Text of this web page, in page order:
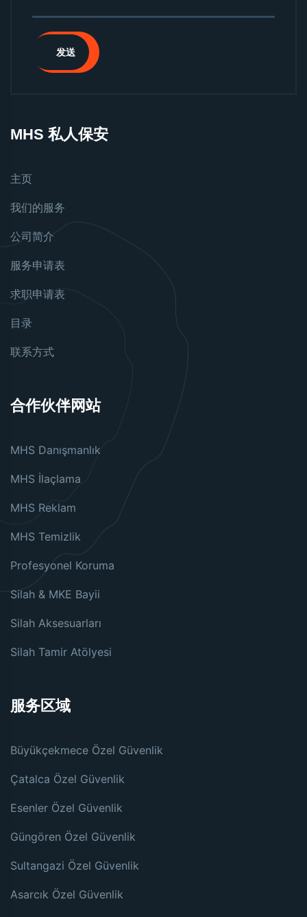
发送
MHS 私人保安
主页
我们的服务
公司简介
服务申请表
求职申请表
目录
联系方式
合作伙伴网站
MHS Danışmanlık
MHS İlaçlama
MHS Reklam
MHS Temizlik
Profesyonel Koruma
Silah & MKE Bayii
Silah Aksesuarları
Silah Tamir Atölyesi
服务区域
Büyükçekmece Özel Güvenlik
Çatalca Özel Güvenlik
Esenler Özel Güvenlik
Güngören Özel Güvenlik
Sultangazi Özel Güvenlik
Asarcık Özel Güvenlik